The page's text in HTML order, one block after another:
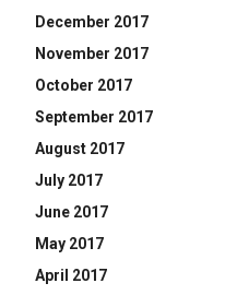
December 2017
November 2017
October 2017
September 2017
August 2017
July 2017
June 2017
May 2017
April 2017